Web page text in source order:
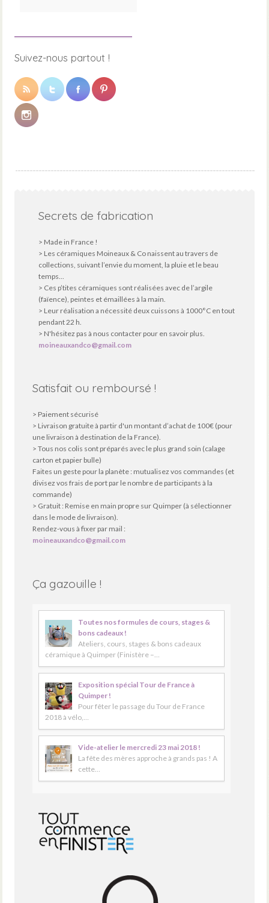
Suivez-nous partout !
Secrets de fabrication
> Made in France !
> Les céramiques Moineaux & Co naissent au travers de
collections, suivant l’envie du moment, la pluie et le beau
temps...
> Ces p’tites céramiques sont réalisées avec de l’argile
(faïence), peintes et émaillées à la main.
> Leur réalisation a nécessité deux cuissons à 1000°C en tout
pendant 22 h.
> N'hésitez pas à nous contacter pour en savoir plus.
moineauxandco@gmail.com
Satisfait ou remboursé !
> Paiement sécurisé
> Livraison gratuite à partir d'un montant d’achat de 100€ (pour
une livraison à destination de la France).
> Tous nos colis sont préparés avec le plus grand soin (calage
carton et papier bulle)
Faites un geste pour la planète : mutualisez vos commandes (et
divisez vos frais de port par le nombre de participants à la
commande)
> Gratuit : Remise en main propre sur Quimper (à sélectionner
dans le mode de livraison).
Rendez-vous à fixer par mail :
moineauxandco@gmail.com
Ça gazouille !
Toutes nos formules de cours, stages &
bons cadeaux !
Ateliers, cours, stages & bons cadeaux
céramique à Quimper (Finistère –…
Exposition spécial Tour de France à
Quimper !
Pour fêter le passage du Tour de France
2018 à vélo,…
Vide-atelier le mercredi 23 mai 2018 !
La fête des mères approche à grands pas ! A
cette…